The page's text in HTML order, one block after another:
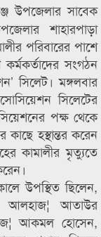
উপজেলার সাবেক
শাহারপাড়া
পরিবারের পাশে
সংগঠন
সিলেট। মঙ্গলবার
সিলেটের
পক্ষ থেকে
হস্থান্তর করেন
কামালীর মৃত্যুতে
উপস্থিত ছিলেন,
আলহাজ¦ আতাউর
আকমল হোসেন,